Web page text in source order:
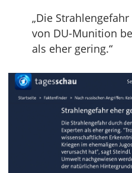
„Die
von DU-Munition
als eher gering.“